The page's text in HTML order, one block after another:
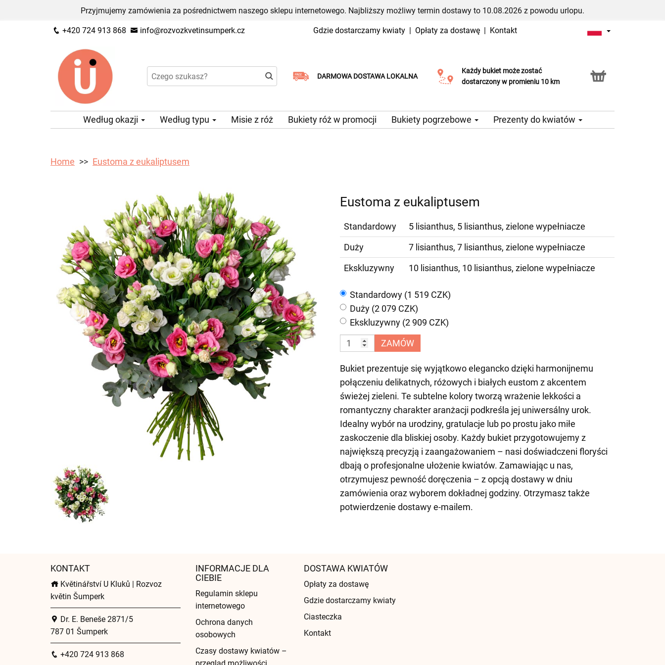
Przyjmujemy zamówienia za pośrednictwem naszego sklepu internetowego. Najbliższy możliwy termin dostawy to 10.08.2026 z powodu urlopu.
+420 724 913 868 info@rozvozkvetinsumperk.cz Gdzie dostarczamy kwiaty | Opłaty za dostawę | Kontakt
DARMOWA DOSTAWA LOKALNA
Wybierz datę dostawy
Każdy bukiet może zostać
dostarczony w promieniu 10 km
Usługa Click & Collect
Według okazji Według typu Misie z róż Bukiety róż w promocji Bukiety pogrzebowe Prezenty do kwiatów
Home Eustoma z eukaliptusem
Eustoma z eukaliptusem
Standardowy
5 lisianthus, 5 lisianthus, zielone wypełniacze
Duży
7 lisianthus, 7 lisianthus, zielone wypełniacze
Ekskluzywny
10 lisianthus, 10 lisianthus, zielone wypełniacze
Standardowy (1 519 CZK)
Duży (2 079 CZK)
Ekskluzywny (2 909 CZK)
ZAMÓW
Bukiet prezentuje się wyjątkowo elegancko dzięki harmonijnemu
połączeniu delikatnych, różowych i białych eustom z akcentem
świeżej zieleni. Te subtelne kolory tworzą wrażenie lekkości a
romantyczny charakter aranżacji podkreśla jej uniwersálny urok.
Idealny wybór na urodziny, gratulacje lub po prostu jako miłe
zaskoczenie dla bliskiej osoby. Każdy bukiet przygotowujemy z
największą precyzją i zaangażowaniem – nasi doświadczeni floryści
dbają o profesjonalne ułożenie kwiatów. Zamawiając u nas,
otrzymujesz pewność doręczenia – z opcją dostawy w dniu
zamówienia oraz wyborem dokładnej godziny. Otrzymasz także
potwierdzenie dostawy e-mailem.
KONTAKT
Květinářství U Kluků | Rozvoz
květin Šumperk
Dr. E. Beneše 2871/5
787 01 Šumperk
+420 724 913 868
INFORMACJE DLA
CIEBIE
Regulamin sklepu
internetowego
Ochrona danych
osobowych
Czasy dostawy kwiatów –
DOSTAWA KWIATÓW
Opłaty za dostawę
Gdzie dostarczamy kwiaty
Ciasteczka
Kontakt